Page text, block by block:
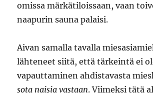
omissa märkätiloissaan, vaan
naapurin sauna palaisi.
Aivan samalla tavalla
lähteneet siitä, että tärkeintä ei
vapauttaminen ahdistavasta
sota naisia vastaan. Viimeksi tätä